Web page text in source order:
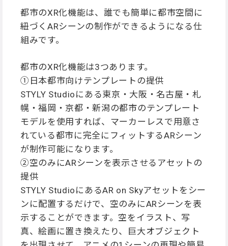
都市のXR化機能は、誰でも簡単に都市空間に
紐づくARシーンの制作ができるようになる仕
組みです。
都市のXR化機能は3つあります。
①日本都市向けテンプレートの提供
STYLY Studioにある東京・大阪・名古屋・札
幌・福岡・京都・新潟の都市のテンプレート
モデルを使用すれば、マーカーレスで用意さ
れている都市に完全にフィットするARシーン
が制作可能になります。
②空のみにARシーンを表示させるアセットの
提供
STYLY StudioにあるAR on Skyアセットをシー
ンに配置するだけで、空のみにARシーンを表
示することができます。空をイラスト、写
真、絵画に置き換えたり、巨大オブジェクト